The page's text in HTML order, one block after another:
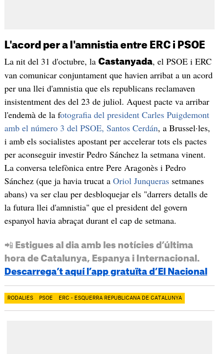
L'acord per a l'amnistia entre ERC i PSOE
La nit del 31 d'octubre, la Castanyada, el PSOE i ERC
van comunicar conjuntament que havien arribat a un acord
per una llei d'amnistia que els republicans reclamaven
insistentment des del 23 de juliol. Aquest pacte va arribar
l'endemà de la fotografia del president Carles Puigdemont
amb el número 3 del PSOE, Santos Cerdán, a Brussel·les,
i amb els socialistes apostant per accelerar tots els pactes
per aconseguir investir Pedro Sánchez la setmana vinent.
La conversa telefònica entre Pere Aragonès i Pedro
Sánchez (que ja havia trucat a Oriol Junquerassetmanes
abans) va ser clau per desbloquejar els "darrers detalls de
la futura llei d'amnistia" que el president del govern
espanyol havia abraçat durant el cap de setmana.
📲 Estigues al dia amb les notícies d’última
hora de Catalunya, Espanya i Internacional.
Descarrega’t aquí l’app gratuïta d’El Nacional
RODALIES PSOE ERC - ESQUERRA REPUBLICANA DE CATALUNYA